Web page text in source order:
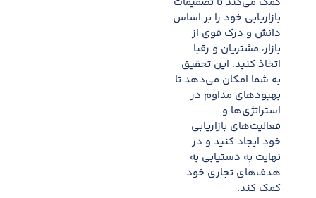
بازاریابی خود را بر اساس
دانش و درک قوی از
بازار، مشتریان و رقبا
اتخاذ کنید. این تحقیق
به شما امکان می‌دهد تا
بهبودهای مداوم در
استراتژی‌ها و
فعالیت‌های بازاریابی
خود ایجاد کنید و در
نهایت به دستیابی به
هدف‌های تجاری خود
کمک کند.